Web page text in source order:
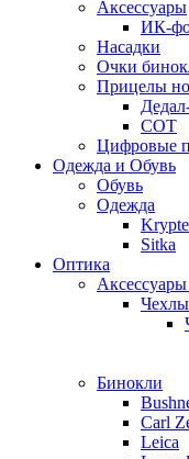
Аксессуары
ИК-
Насадки
Очки
Прицелы
СОТ
Цифровые
Одежда и Обувь
Обувь
Одежда
Sitka
Оптика
Бинокли
Carl
Leica